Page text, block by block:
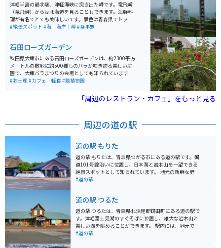
津軽半島の最北端、津軽海峡に突き出た岬です。竜飛崎
（竜飛岬）からは北海道を見ることもできます。海鮮料
理が有名でとても美味しいです。景色は青森県でトップ
クラスに綺麗な場所です。特に日の出と夕方の景色が最
通れないという「階段国道」と呼ばれる339号線なる珍
スポットもあります。岬に向かうまでの一本の山道から
は綺麗な海、天気の良い日には函館が見えます。龍飛岬
の少し手前には有名な青函トンネルがあり、中には入れ
ませんがすぐ近くまで行き少しでけ中を見ることができ
ソリンスタンドもコンビニもスーパーもトイレも無いた
めです。
#絶景スポット #海｜海岸｜岬#食事処
石田ローズガーデン
秋田県大館市にある石田ローズガーデンは、約2300平方
メートルの敷地に約500種ものバラが咲き誇る美しい庭
園で、大館バラまつりの会場としても知られています。
開園は4月から10月で、特に6月中旬の見頃には色とりど
がら華やかな香りに包まれる癒しの時間を楽しめます。
入園料は無料で駐車場も完備されており、気軽に立ち寄
らではのスイーツも人気。近くには秋田犬会館もあり、
#お土産#カフェ｜軽食#動植物園
「周辺のレストラン・カフェ」をもっと見る
周辺の道の駅
道の駅 もりた
道の駅 もりたは、青森県つがる市にある道の駅です。国
道101号線沿いに位置し、日本海と岩木山を一望できる
絶景スポットとして知られています。 地元の新鮮な野菜
や果物、海産物が販売されている直売所が人気です。レ
おすすめです。 バイクで訪れる場合、道の駅には広々と
した駐車場が完備されているので安心です。日本海沿い
の道路は、景色が良くツーリングにも最適です。ただ
し、冬場は積雪や路面凍結の可能性があるので注意が必
要です。 道の駅 もりた周辺には、十三湖やベンセ湿原な
#道の駅
道の駅 つるた
道の駅 つるたは、青森県北津軽郡鶴田町にある道の駅で
す。津軽富士見湖のすぐそばに位置し、雄大な岩木山と
美しい湖を眺めることができます。 駅内には、地元でと
れた新鮮な農産物を販売する直売所や、鶴田町の名物料
#道の駅